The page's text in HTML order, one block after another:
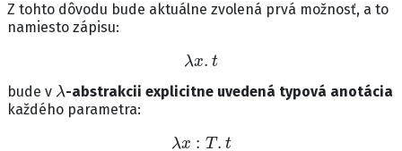
Z tohto dôvodu bude aktuálne zvolená prvá možnosť, a to
namiesto zápisu:
λx t
bude v
λ
-abstrakcii explicitne uvedená typová anotácia
každého parametra:
λx: T.t